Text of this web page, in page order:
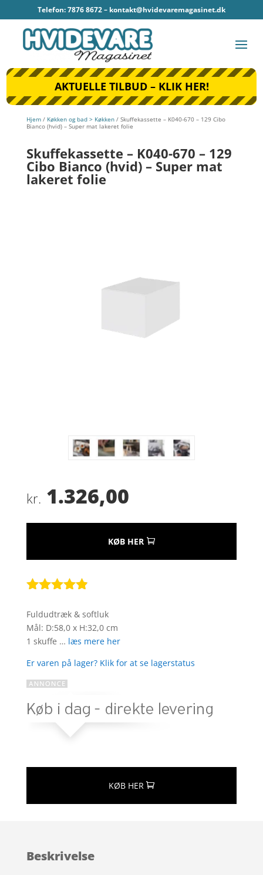
Telefon: 7876 8672 – kontakt@hvidevaremagasinet.dk
AKTUELLE TILBUD – KLIK HER!
Hjem/ Køkken og bad > Køkken/ Skuffekassette – K040-670 – 129 Cibo
Bianco (hvid) – Super mat lakeret folie
Skuffekassette – K040-670 – 129
Cibo Bianco (hvid) – Super mat
lakeret folie
kr. 1.326,00
KØB HER
som4.8
ud af 5
baseret på
kundebedø
mmelser
Fuldudtræk & softluk
Mål: D:58,0 x H:32,0 cm
1 skuffe … læs mere her
Er varen på lager? Klik for at se lagerstatus
KØB HER
Beskrivelse